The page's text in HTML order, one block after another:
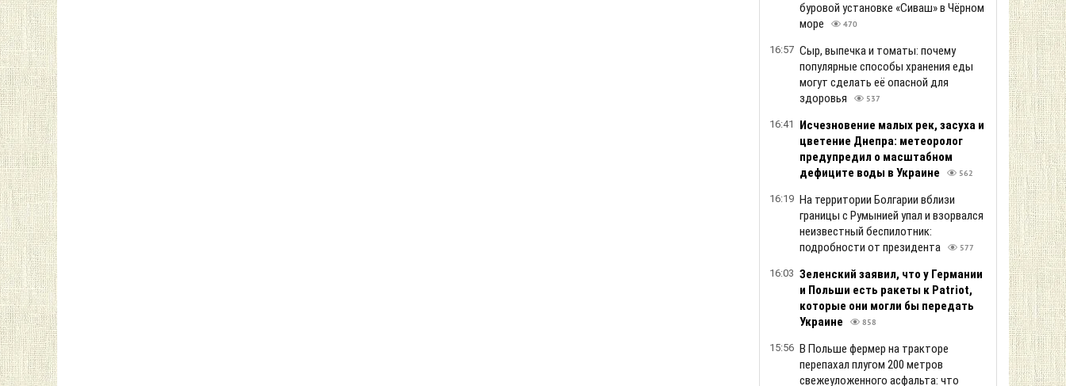
буровой установке «Сиваш» в Чёрном
море
470
16:57 Сыр, выпечка и томаты: почему
популярные способы хранения еды
могут сделать её опасной для
здоровья
537
16:41
Исчезновение малых рек, засуха и
цветение Днепра: метеоролог
предупредил о масштабном
дефиците воды в Украине
562
16:19 На территории Болгарии вблизи
границы с Румынией упал и взорвался
неизвестный беспилотник:
подробности от президента
577
16:03 Зеленский заяв ил, что у Германии
и Польши есть ракеты к Patriot,
которые они могли бы передать
Украине
858
15:56 В Польше фермер на тракторе
перепахал плугом 200 метров
свежеуложенного асфальта: что